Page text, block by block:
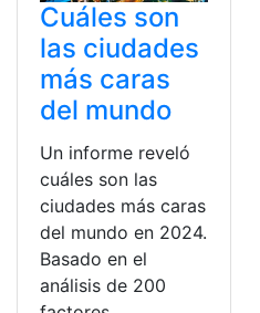
Cuáles son
las ciudades
más caras
del mundo
Un informe reveló
cuáles son las
ciudades más caras
del mundo en 2024.
Basado en el
análisis de 200